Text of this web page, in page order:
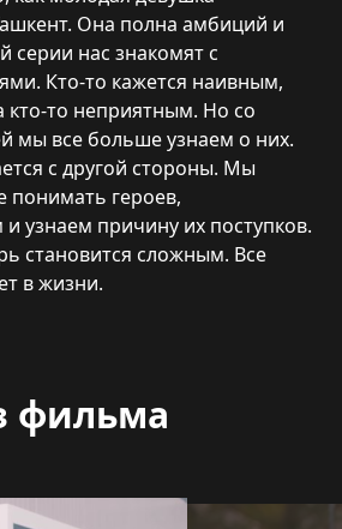
Она полна амбиций и
серии нас знакомят с
Кто-то кажется наивным,
кто-то неприятным. Но со
мы все больше узнаем о них.
с другой стороны. Мы
героев,
и узнаем причину их поступков.
становится сложным. Все
в жизни.
фильма